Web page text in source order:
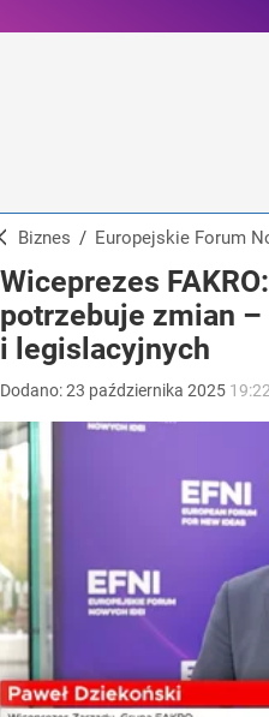
Biznes / Europejskie Forum
Wiceprezes
potrzebuje zmian
i legislacyjnych
Dodano:23 października 2025 19:22